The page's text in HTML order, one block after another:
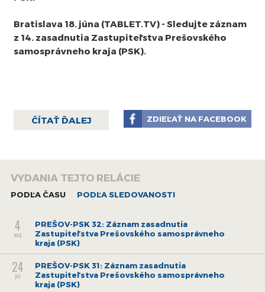
Bratislava 18. júna (TABLET.TV) - Sledujte záznam
z 14. zasadnutia Zastupiteľstva Prešovského
samosprávneho kraja (PSK).
ČÍTAŤ ĎALEJ ZDIEĽAŤ NA FACEBOOK
VYDANIA TEJTO RELÁCIE
PODĽA ČASU PODĽA SLEDOVANOSTI
4
aug
PREŠOV-PSK 32: Záznam zasadnutia
Zastupiteľstva Prešovského samosprávneho
kraja (PSK)
24
júl
PREŠOV-PSK 31: Záznam zasadnutia
Zastupiteľstva Prešovského samosprávneho
kraja (PSK)